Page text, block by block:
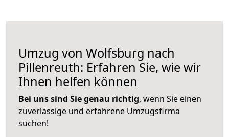
Umzug von Wolfsburg nach
Pillenreuth: Erfahren Sie, wie wir
Ihnen helfen können
Bei uns sind Sie genau richtig, wenn Sie einen
zuverlässige und erfahrene Umzugsfirma
suchen!